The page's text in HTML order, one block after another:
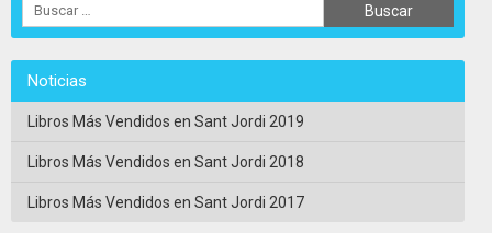
Noticias
Libros Más Vendidos en Sant Jordi 2019
Libros Más Vendidos en Sant Jordi 2018
Libros Más Vendidos en Sant Jordi 2017